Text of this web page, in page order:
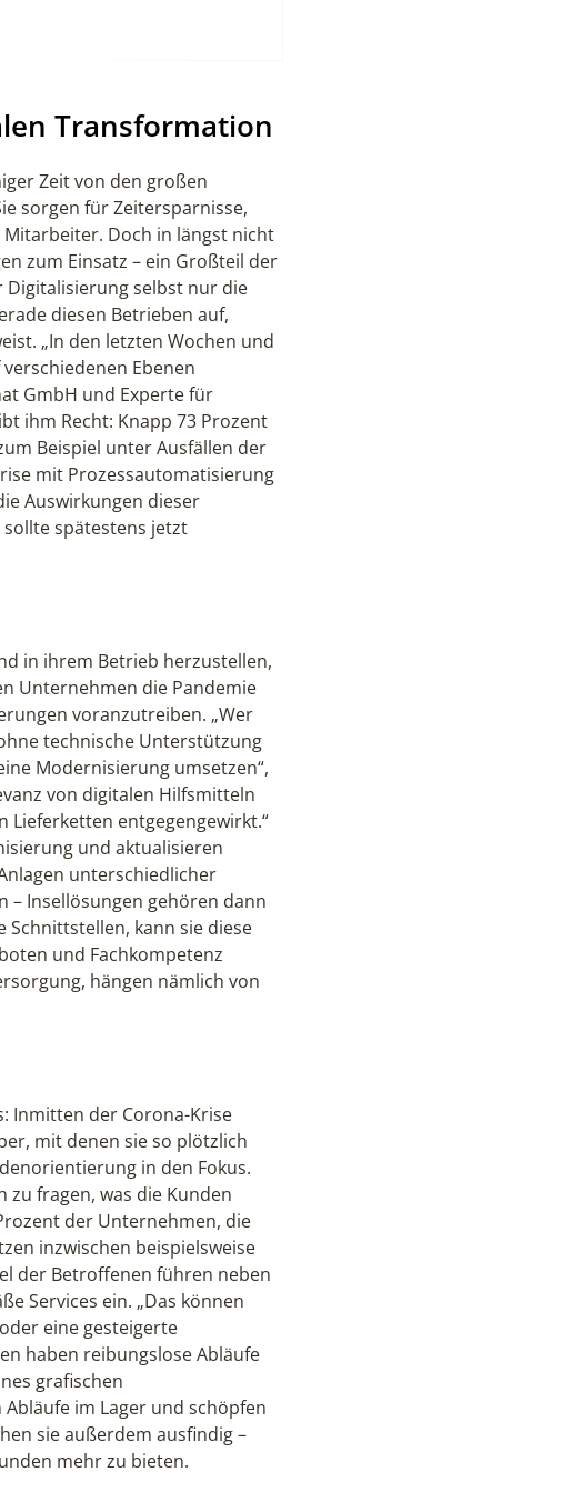
Transformation
Zeit von den großen
sorgen für Zeitersparnisse,
Doch in längst nicht
zum Einsatz – ein Großteil der
selbst nur die
diesen Betrieben auf,
„In den letzten Wochen und
Ebenen
GmbH und Experte für
ihm Recht: Knapp 73 Prozent
Beispiel unter Ausfällen der
mit Prozessautomatisierung
Auswirkungen dieser
spätestens jetzt
in ihrem Betrieb herzustellen,
Unternehmen die Pandemie
voranzutreiben. „Wer
technische Unterstützung
Modernisierung umsetzen“,
von digitalen Hilfsmitteln
Lieferketten entgegengewirkt.“
und aktualisieren
unterschiedlicher
– Insellösungen gehören dann
Schnittstellen, kann sie diese
und Fachkompetenz
hängen nämlich von
Inmitten der Corona-Krise
mit denen sie so plötzlich
in den Fokus.
fragen, was die Kunden
der Unternehmen, die
inzwischen beispielsweise
der Betroffenen führen neben
Services ein. „Das können
eine gesteigerte
haben reibungslose Abläufe
grafischen
im Lager und schöpfen
sie außerdem ausfindig –
mehr zu bieten.